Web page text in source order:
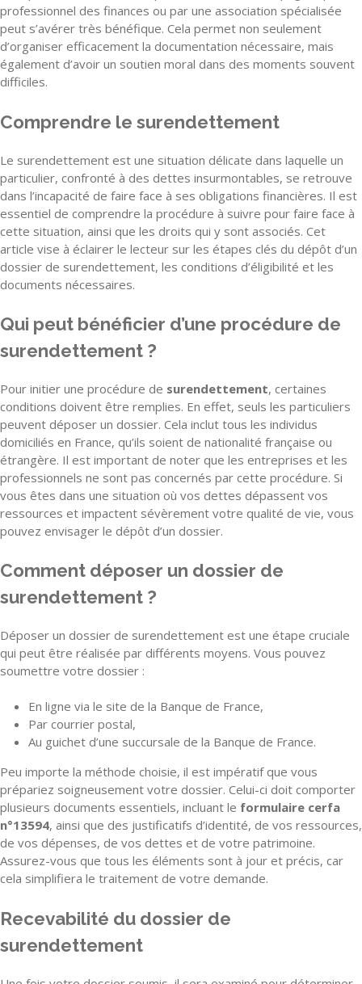
professionnel des finances ou par une association spécialisée
peut s’avérer très bénéfique. Cela permet non seulement
d’organiser efficacement la documentation nécessaire, mais
également d’avoir un soutien moral dans des moments souvent
difficiles.
Comprendre le surendettement
Le surendettement est une situation délicate dans laquelle un
particulier, confronté à des dettes insurmontables, se retrouve
dans l’incapacité de faire face à ses obligations financières. Il est
essentiel de comprendre la procédure à suivre pour faire face à
cette situation, ainsi que les droits qui y sont associés. Cet
article vise à éclairer le lecteur sur les étapes clés du dépôt d’un
dossier de surendettement, les conditions d’éligibilité et les
documents nécessaires.
Qui peut bénéficier d’une procédure de
surendettement ?
Pour initier une procédure de surendettement, certaines
conditions doivent être remplies. En effet, seuls les particuliers
peuvent déposer un dossier. Cela inclut tous les individus
domiciliés en France, qu’ils soient de nationalité française ou
étrangère. Il est important de noter que les entreprises et les
professionnels ne sont pas concernés par cette procédure. Si
vous êtes dans une situation où vos dettes dépassent vos
ressources et impactent sévèrement votre qualité de vie, vous
pouvez envisager le dépôt d’un dossier.
Comment déposer un dossier de
surendettement ?
Déposer un dossier de surendettement est une étape cruciale
qui peut être réalisée par différents moyens. Vous pouvez
soumettre votre dossier :
En ligne via le site de la Banque de France,
Par courrier postal,
Au guichet d’une succursale de la Banque de France.
Peu importe la méthode choisie, il est impératif que vous
prépariez soigneusement votre dossier. Celui-ci doit comporter
plusieurs documents essentiels, incluant le formulaire cerfa
n°13594, ainsi que des justificatifs d’identité, de vos ressources,
de vos dépenses, de vos dettes et de votre patrimoine.
Assurez-vous que tous les éléments sont à jour et précis, car
cela simplifiera le traitement de votre demande.
Recevabilité du dossier de
surendettement